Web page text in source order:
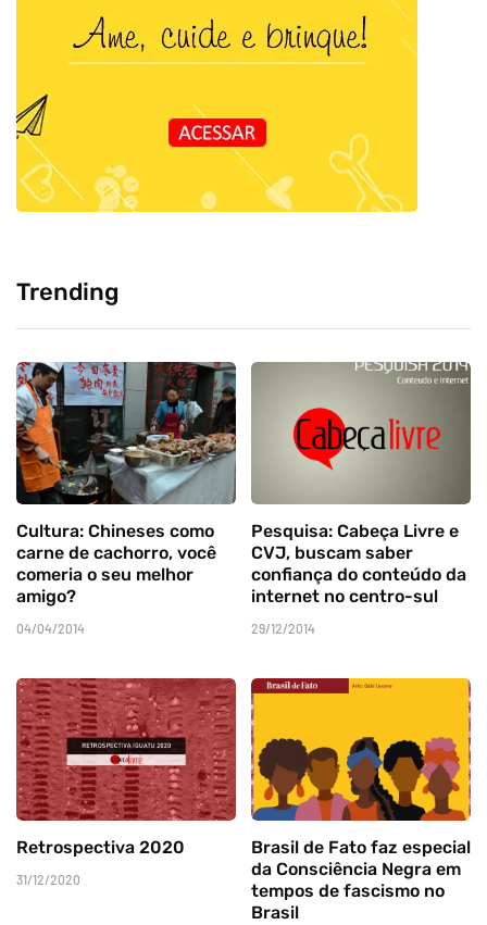
Trending
Cultura: Chineses como
carne de cachorro, você
comeria o seu melhor
amigo?
04/04/2014
Pesquisa: Cabeça Livre e
CVJ, buscam saber
confiança do conteúdo da
internet no centro-sul
29/12/2014
Retrospectiva 2020
31/12/2020
Brasil de Fato faz especial
da Consciência Negra em
tempos de fascismo no
Brasil